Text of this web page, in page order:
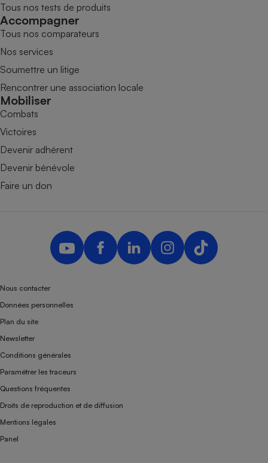
Tous nos tests de produits
Accompagner
Tous nos comparateurs
Nos services
Soumettre un litige
Rencontrer une association locale
Mobiliser
Combats
Victoires
Devenir adhérent
Devenir bénévole
Faire un don
Nous contacter
Données personnelles
Plan du site
Newsletter
Conditions générales
Paramétrer les traceurs
Questions fréquentes
Droits de reproduction et de diffusion
Mentions légales
Panel